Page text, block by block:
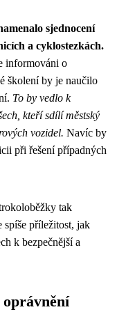
sjednocení
a cyklostezkách.
informováni o
školení by je naučilo
To by vedlo k
kteří sdílí městský
vozidel. Navíc by
při řešení případných
tak
spíše příležitost, jak
k bezpečnější a